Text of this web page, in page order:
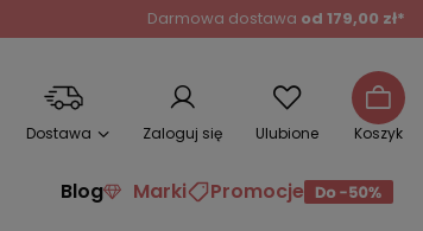
Darmowa dostawa od 179,00 zł*
Dostawa Zaloguj się Ulubione Koszyk
Blog Marki Promocje